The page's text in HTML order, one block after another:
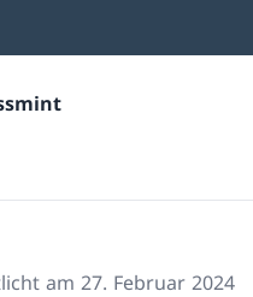
am 27. Februar 2024